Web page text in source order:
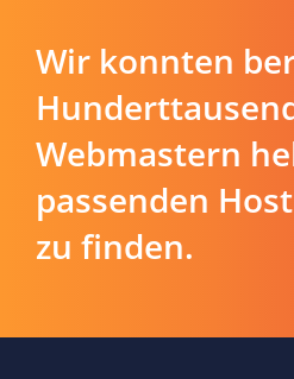
Wir konnten
Webmastern
passenden
zu finden.